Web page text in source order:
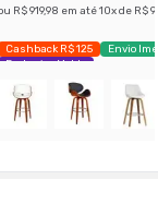
R$ 919,98 em até 10x de R$
Cashback R$ 125
Envio
Exclusivo Mobly